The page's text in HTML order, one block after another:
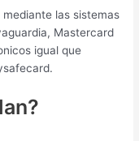
las sistemas
Mastercard
igual que